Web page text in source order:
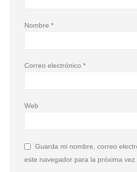
Nombre *
Correo electrónico *
Web
Guarda mi nombre, correo
este navegador para la próxima vez